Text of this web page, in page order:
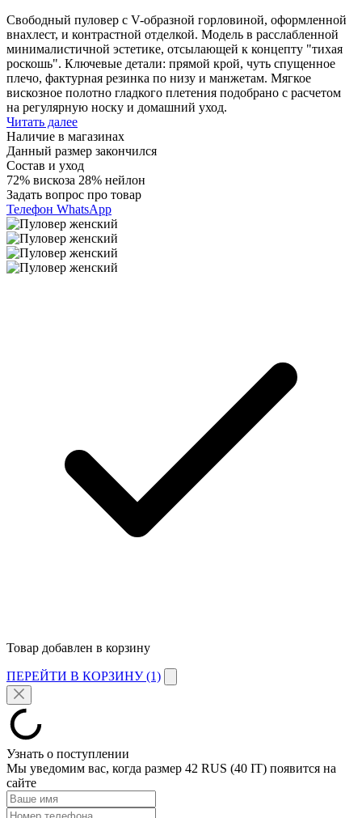
Свободный пуловер с V-образной горловиной, оформленной
внахлест, и контрастной отделкой. Модель в расслабленной
минималистичной эстетике, отсылающей к концепту "тихая
роскошь". Ключевые детали: прямой крой, чуть спущенное
плечо, фактурная резинка по низу и манжетам. Мягкое
вискозное полотно гладкого плетения подобрано с расчетом
на регулярную носку и домашний уход.
Читать далее
Наличие в магазинах
Данный размер закончился
Состав и уход
72% вискоза 28% нейлон
Задать вопрос про товар
Телефон WhatsApp
Товар добавлен в корзину
ПЕРЕЙТИ В КОРЗИНУ (1)
Узнать о поступлении
Мы уведомим вас, когда размер 42 RUS (40 IT) появится на
сайте